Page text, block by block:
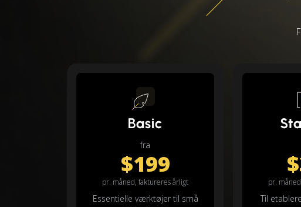
Basic
fra
$199
pr. måned, faktureres årligt
Essentielle værktøjer til små
pr.
Til